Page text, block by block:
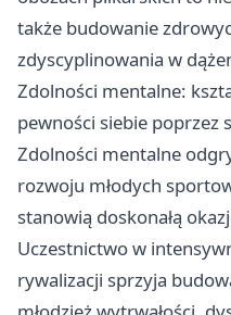
także budowanie
zdyscyplinowania w
Zdolności mentalne:
pewności siebie poprzez
Zdolności mentalne
rozwoju młodych
stanowią doskonałą
Uczestnictwo w
rywalizacji sprzyja